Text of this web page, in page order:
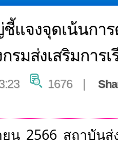
แจงจุดเน้นกา
รมส่งเสริมการ
1676 |
2566 สถาบันส่